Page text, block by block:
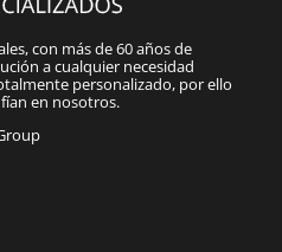
con más de 60 años de
a cualquier necesidad
personalizado, por ello
en nosotros.